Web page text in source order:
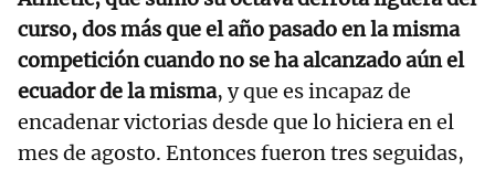
curso, dos más que el año pasado en la misma
competición cuando no se ha alcanzado aún el
ecuador de la misma, y que es incapaz de
encadenar victorias desde que lo hiciera en el
mes de agosto. Entonces fueron tres seguidas,